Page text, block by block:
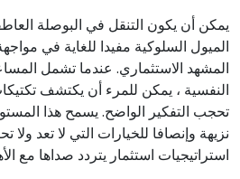
يمكن أن يكون التنقل في البوصلة
الميول السلوكية مفيدا للغاية في
المشهد الاستثماري. عندما تشمل
النفسية ، يمكن للمرء أن يكتشف
تحجب التفكير الواضح. يسمح هذا
نزيهة وإنصافا للخيارات التي لا تعد ولا
استراتيجيات استثمار يتردد صداها مع